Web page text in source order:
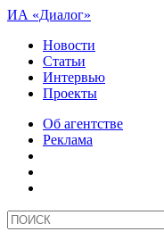
ИА «Диалог»
Новости
Статьи
Интервью
Проекты
Об агентстве
Реклама